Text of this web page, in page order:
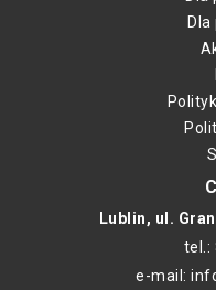
Lublin, ul.
tel.:
e-mail: